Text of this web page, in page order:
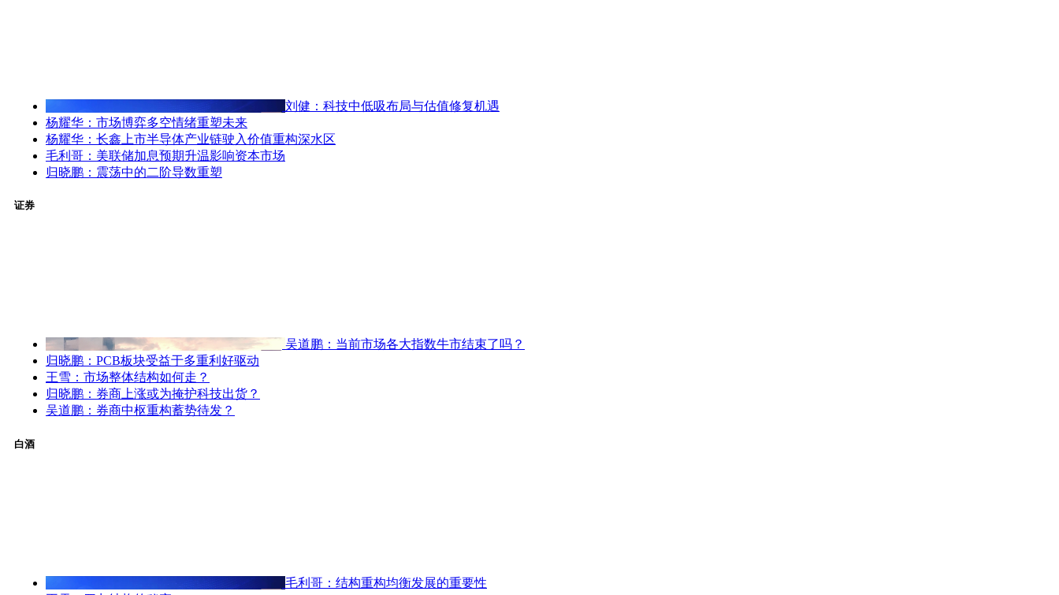
刘健：科技中低吸布局与估值修复机遇
杨耀华：市场博弈多空情绪重塑未来
杨耀华：长鑫上市半导体产业链驶入价值重构深水区
毛利哥：美联储加息预期升温影响资本市场
归晓鹏：震荡中的二阶导数重塑
证券
吴道鹏：当前市场各大指数牛市结束了吗？
归晓鹏：PCB板块受益于多重利好驱动
王雪：市场整体结构如何走？
归晓鹏：券商上涨或为掩护科技出货？
吴道鹏：券商中枢重构蓄势待发？
白酒
毛利哥：结构重构均衡发展的重要性